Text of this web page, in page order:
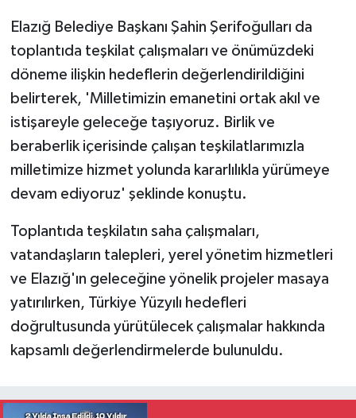
Elazığ Belediye Başkanı Şahin Şerifoğulları da
toplantıda teşkilat çalışmaları ve önümüzdeki
döneme ilişkin hedeflerin değerlendirildiğini
belirterek, 'Milletimizin emanetini ortak akıl ve
istişareyle geleceğe taşıyoruz. Birlik ve
beraberlik içerisinde çalışan teşkilatlarımızla
milletimize hizmet yolunda kararlılıkla yürümeye
devam ediyoruz' şeklinde konuştu.
Toplantıda teşkilatın saha çalışmaları,
vatandaşların talepleri, yerel yönetim hizmetleri
ve Elazığ'ın geleceğine yönelik projeler masaya
yatırılırken, Türkiye Yüzyılı hedefleri
doğrultusunda yürütülecek çalışmalar hakkında
kapsamlı değerlendirmelerde bulunuldu.